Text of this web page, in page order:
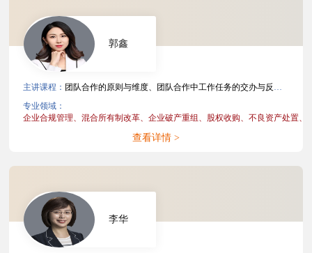
主讲课程： 团队合作的原则与维度、团队合作中工作任务的交办与反馈、团队合作中错误或批评的处理、非诉项目文件管理、争议解决案件文件管理
专业领域：
企业合规管理、混合所有制改革、企业破产重组、 股权收购、不良资产处置、
查看详情 >
郭鑫
李华